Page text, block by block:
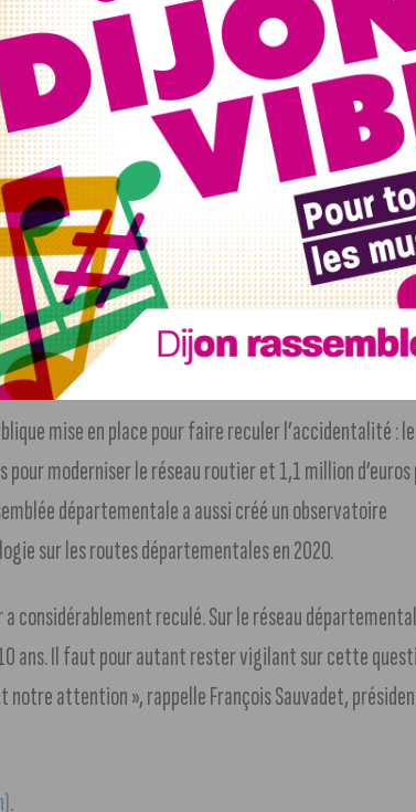
une prise de conscience de notre jeunesse sur les
Hubert Poullot, vice-président du Conseil
pour avoir organisé divers ateliers de sécurité
piéton : la Mairie de Ruffey-les-Beaune, la Mairie
l’Association – Avenir Sportif.
mise en place pour faire reculer l’accidentalité : le
moderniser le réseau routier et 1,1 million
départementale a aussi créé un observatoire
sur les routes départementales en 2020.
considérablement reculé. Sur le réseau
ans. Il faut pour autant rester vigilant sur cette
attention », rappelle François Sauvadet,
.